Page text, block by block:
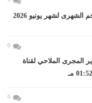
0
المجرى الملاحي لقناة
0